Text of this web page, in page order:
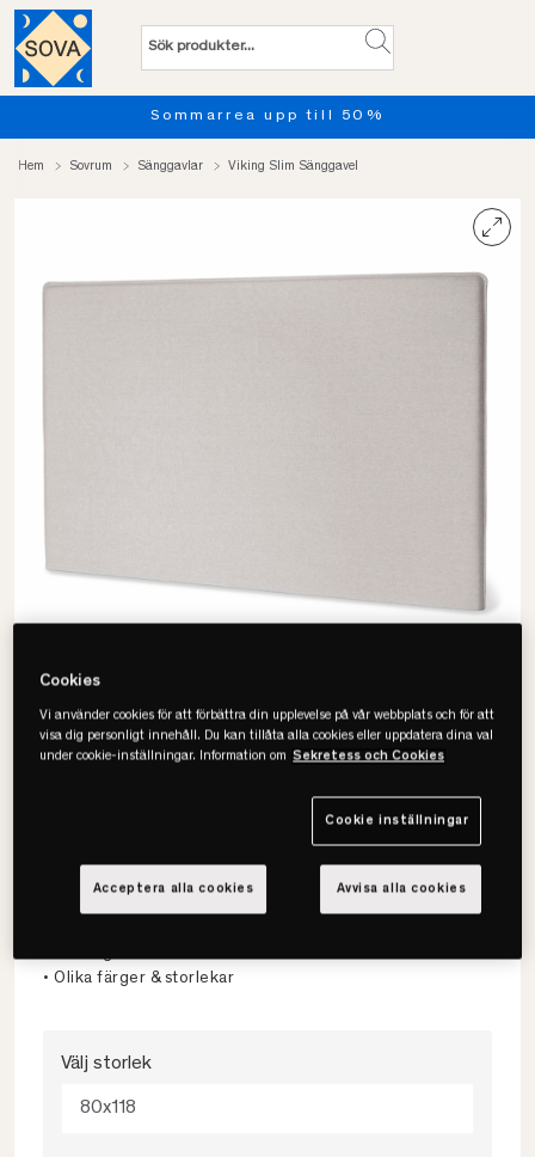
Sommarrea upp till 50%
Hem Sovrum Sänggavlar Viking Slim Sänggavel
Slim Sänggavel
• Olika färger & storlekar
Välj storlek
80x118
Cookies
Vi använder cookies för att förbättra din upplevelse på vår webbplats och för att
visa dig personligt innehåll. Du kan tillåta alla cookies eller uppdatera dina val
under cookie-inställningar. Information om Sekretess och Cookies
Cookie inställningar
Avvisa alla cookies
Acceptera alla cookies